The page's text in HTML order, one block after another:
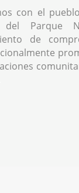
con el
Parque
de